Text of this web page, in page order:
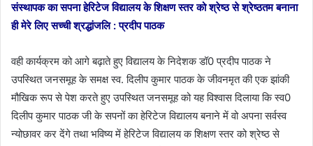
संस्थापक का सपना हेरिटेज विद्यालय के शिक्षण स्तर को श्रेष्ठ से श्रेष्ठतम बनाना
ही मेरे लिए सच्ची श्रद्धांजलि : प्रदीप पाठक
वही कार्यक्रम को आगे बढ़ाते हुए विद्यालय के निदेशक डॉ0 प्रदीप पाठक ने
उपस्थित जनसमूह के समक्ष स्व. दिलीप कुमार पाठक के जीवनमृत की एक झांकी
मौखिक रूप से पेश करते हुए उपस्थित जनसमूह को यह विश्वास दिलाया कि स्व0
दिलीप कुमार पाठक जी के सपनों का हेरिटेज विद्यालय बनाने में वो अपना सर्वस्व
न्योछावर कर देंगे तथा भविष्य में हेरिटेज विद्यालय क शिक्षण स्तर को श्रेष्ठ से